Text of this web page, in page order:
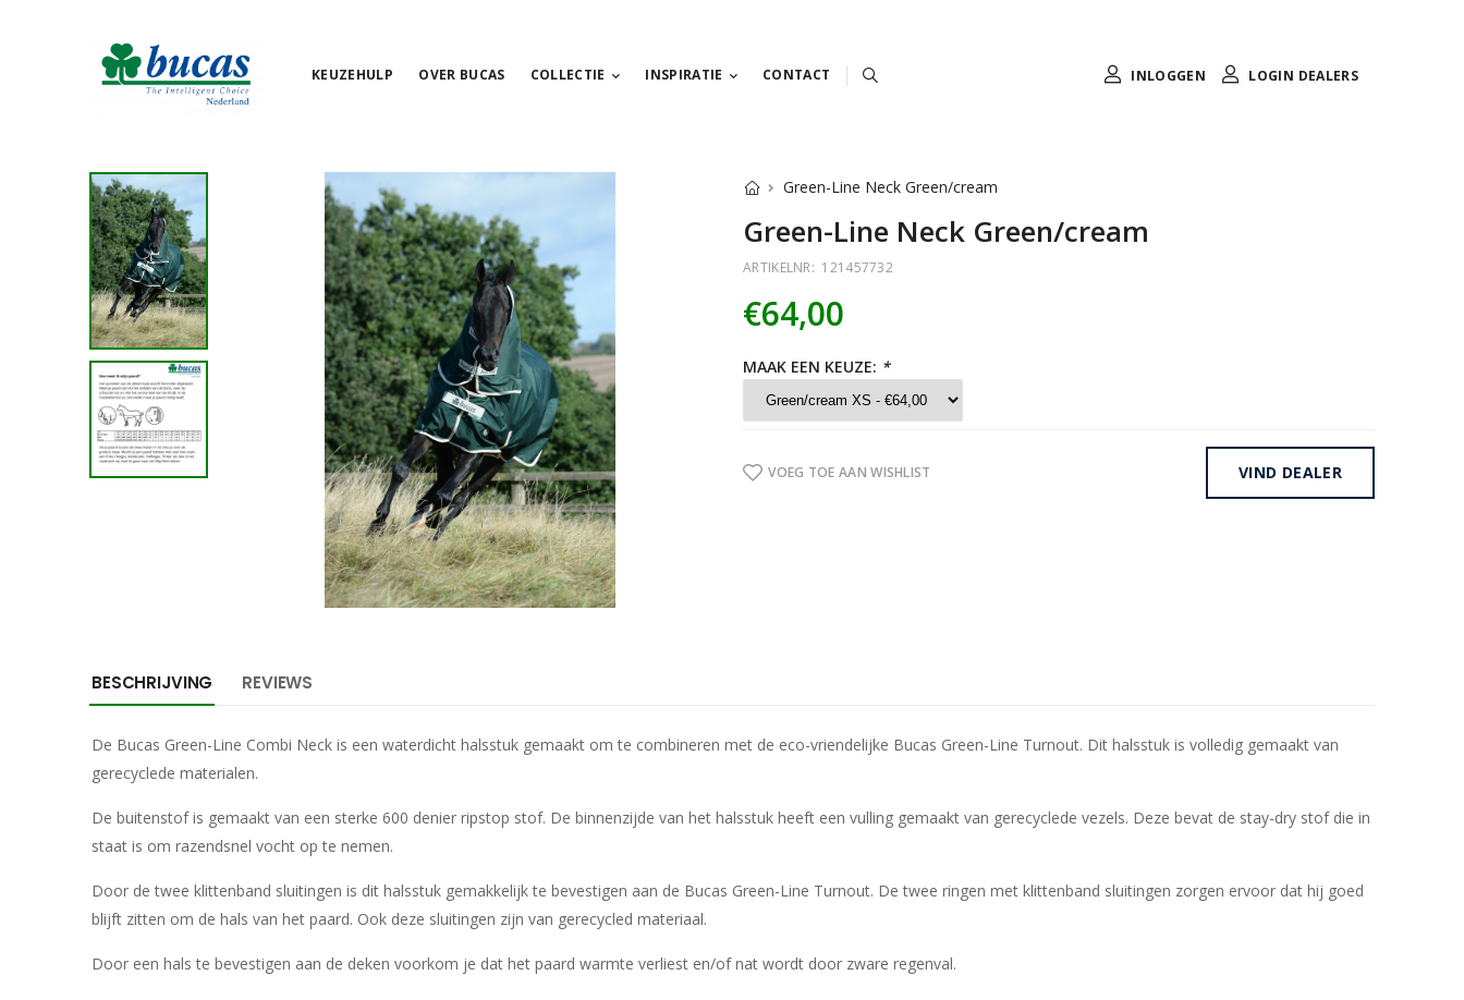
KEUZEHULP OVER BUCAS COLLECTIE INSPIRATIE CONTACT INLOGGEN LOGIN DEALERS
Green-Line Neck Green/cream
Green-Line Neck Green/cream
ARTIKELNR: 121457732
€64,00
MAAK EEN KEUZE: *
VOEG TOE AAN WISHLIST VIND DEALER
BESCHRIJVING REVIEWS
De Bucas Green-Line Combi Neck is een waterdicht halsstuk gemaakt om te combineren met de eco-vriendelijke Bucas Green-Line Turnout. Dit halsstuk is volledig gemaakt van
gerecyclede materialen.
De buitenstof is gemaakt van een sterke 600 denier ripstop stof. De binnenzijde van het halsstuk heeft een vulling gemaakt van gerecyclede vezels. Deze bevat de stay-dry stof die in
staat is om razendsnel vocht op te nemen.
Door de twee klittenband sluitingen is dit halsstuk gemakkelijk te bevestigen aan de Bucas Green-Line Turnout. De twee ringen met klittenband sluitingen zorgen ervoor dat hij goed
blijft zitten om de hals van het paard. Ook deze sluitingen zijn van gerecycled materiaal.
Door een hals te bevestigen aan de deken voorkom je dat het paard warmte verliest en/of nat wordt door zware regenval.